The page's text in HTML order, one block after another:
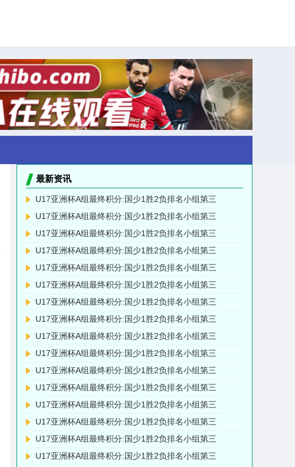
最新资讯
U17亚洲杯A组最终积分:国少1胜2负排名小组第三
U17亚洲杯A组最终积分:国少1胜2负排名小组第三
U17亚洲杯A组最终积分:国少1胜2负排名小组第三
U17亚洲杯A组最终积分:国少1胜2负排名小组第三
U17亚洲杯A组最终积分:国少1胜2负排名小组第三
U17亚洲杯A组最终积分:国少1胜2负排名小组第三
U17亚洲杯A组最终积分:国少1胜2负排名小组第三
U17亚洲杯A组最终积分:国少1胜2负排名小组第三
U17亚洲杯A组最终积分:国少1胜2负排名小组第三
U17亚洲杯A组最终积分:国少1胜2负排名小组第三
U17亚洲杯A组最终积分:国少1胜2负排名小组第三
U17亚洲杯A组最终积分:国少1胜2负排名小组第三
U17亚洲杯A组最终积分:国少1胜2负排名小组第三
U17亚洲杯A组最终积分:国少1胜2负排名小组第三
U17亚洲杯A组最终积分:国少1胜2负排名小组第三
U17亚洲杯A组最终积分:国少1胜2负排名小组第三